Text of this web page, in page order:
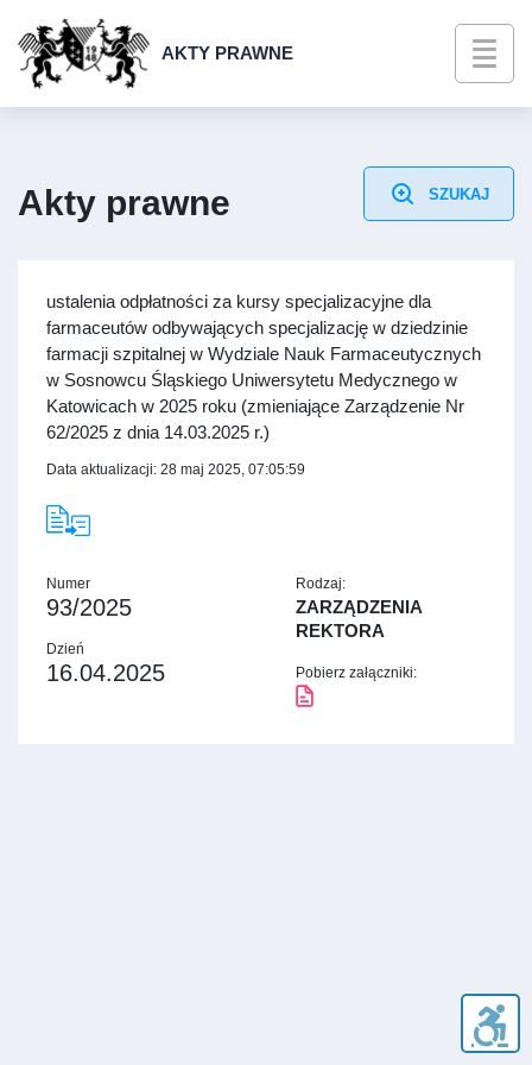
AKTY PRAWNE
SZUKAJ
Akty prawne
Numer
93/2025
Dzień
16.04.2025
ustalenia odpłatności za kursy specjalizacyjne dla
farmaceutów odbywających specjalizację w dziedzinie
farmacji szpitalnej w Wydziale Nauk Farmaceutycznych
w Sosnowcu Śląskiego Uniwersytetu Medycznego w
Katowicach w 2025 roku (zmieniające Zarządzenie Nr
62/2025 z dnia 14.03.2025 r.)
Data aktualizacji: 28 maj 2025, 07:05:59
Rodzaj:
ZARZĄDZENIA
REKTORA
Pobierz załączniki: